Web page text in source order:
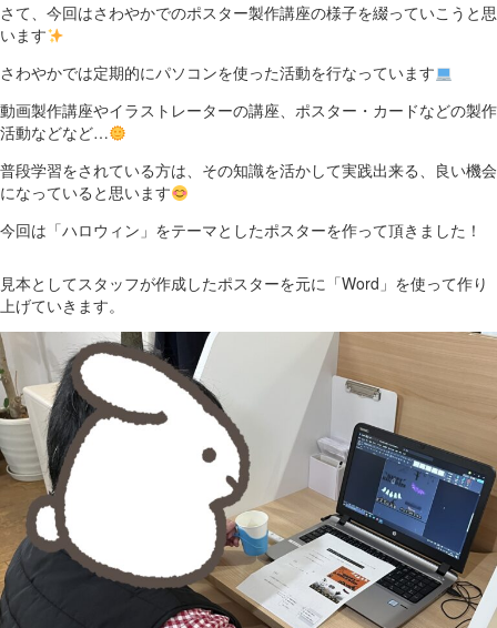
さて、今回はさわやかでのポスター製作講座の様子を綴っていこうと思
います
さわやかでは定期的にパソコンを使った活動を行なっています
動画製作講座やイラストレーターの講座、ポスター・カードなどの製作
活動などなど…
普段学習をされている方は、その知識を活かして実践出来る、良い機会
になっていると思います
今回は「ハロウィン」をテーマとしたポスターを作って頂きました！
見本としてスタッフが作成したポスターを元に「Word」を使って作り
上げていきます。